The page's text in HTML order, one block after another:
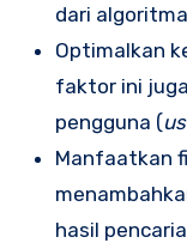
dari
Optimalkan
faktor ini
pengguna (
Manfaatkan
hasil